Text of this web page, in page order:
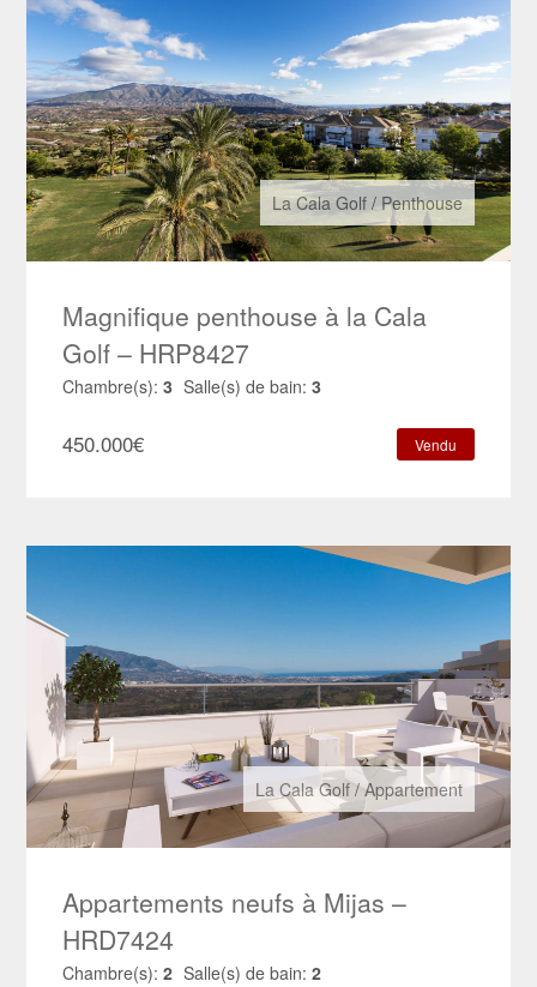
La Cala Golf/ Penthouse
Magnifique penthouse à la Cala
Golf – HRP8427
Chambre(s): 3 Salle(s) de bain: 3
450.000€ Vendu
La Cala Golf/Appartement
Appartements neufs à Mijas –
HRD7424
Chambre(s): 2 Salle(s) de bain: 2